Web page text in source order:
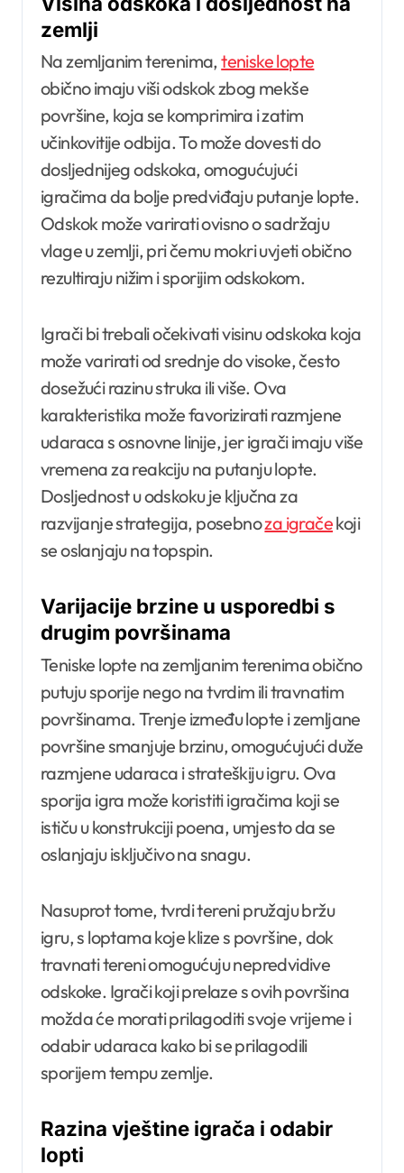
zemlji
Na zemljanim terenima,teniske lopte
obično imaju viši odskok zbog mekše
površine, koja se komprimira i zatim
učinkovitije odbija. To može dovesti do
dosljednijeg odskoka, omogućujući
igračima da bolje predviđaju putanje lopte.
Odskok može varirati ovisno o sadržaju
vlage u zemlji, pri čemu mokri uvjeti obično
rezultiraju nižim i sporijim odskokom.
Igrači bi trebali očekivati visinu odskoka koja
može varirati od srednje do visoke, često
dosežući razinu struka ili više. Ova
karakteristika može favorizirati razmjene
udaraca s osnovne linije, jer igrači imaju više
vremena za reakciju na putanju lopte.
Dosljednost u odskoku je ključna za
razvijanje strategija, posebnoza igračekoji
se oslanjaju na topspin.
Varijacije brzine u usporedbi s
drugim površinama
Teniske lopte na zemljanim terenima obično
putuju sporije nego na tvrdim ili travnatim
površinama. Trenje između lopte i zemljane
površine smanjuje brzinu, omogućujući duže
razmjene udaraca i strateškiju igru. Ova
sporija igra može koristiti igračima koji se
ističu u konstrukciji poena, umjesto da se
oslanjaju isključivo na snagu.
Nasuprot tome, tvrdi tereni pružaju bržu
igru, s loptama koje klize s površine, dok
travnati tereni omogućuju nepredvidive
odskoke. Igrači koji prelaze s ovih površina
možda će morati prilagoditi svoje vrijeme i
odabir udaraca kako bi se prilagodili
sporijem tempu zemlje.
Razina vještine igrača i odabir
lopti